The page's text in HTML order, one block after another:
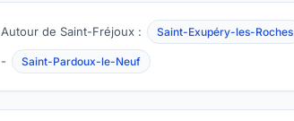
Autour de Saint-Fréjoux : Saint-Exupéry-les-Roches
- Saint-Pardoux-le-Neuf